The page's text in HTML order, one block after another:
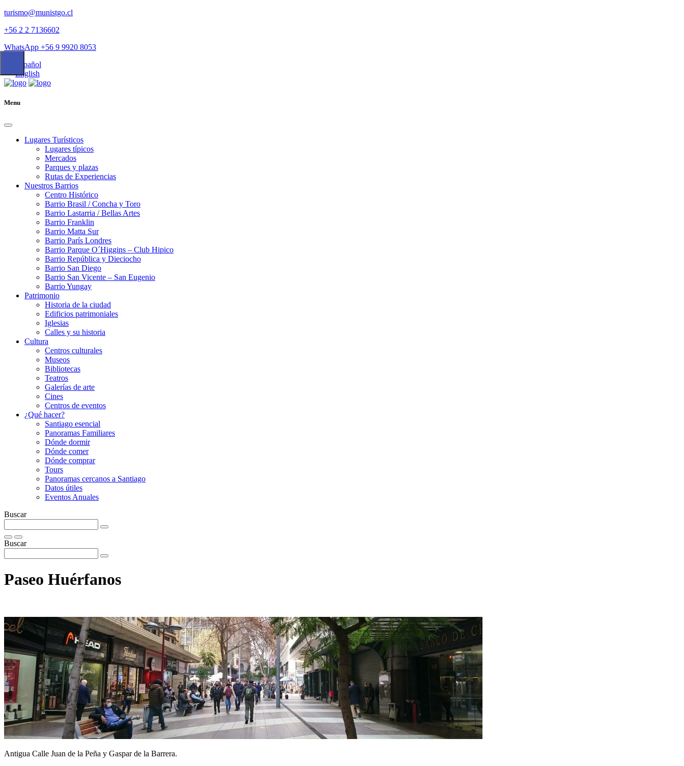
turismo@munistgo.cl
+56 2 2 7136602
WhatsApp +56 9 9920 8053
Español
English
Menu
Lugares Turísticos
Lugares tí­picos
Mercados
Parques y plazas
Rutas de Experiencias
Nuestros Barrios
Centro Histórico
Barrio Brasil / Concha y Toro
Barrio Lastarria / Bellas Artes
Barrio Franklin
Barrio Matta Sur
Barrio Parí­s Londres
Barrio Parque O´Higgins – Club Hipico
Barrio República y Dieciocho
Barrio San Diego
Barrio San Vicente – San Eugenio
Barrio Yungay
Patrimonio
Historia de la ciudad
Edificios patrimoniales
Iglesias
Calles y su historia
Cultura
Centros culturales
Museos
Bibliotecas
Teatros
Galerí­as de arte
Cines
Centros de eventos
¿Qué hacer?
Santiago esencial
Panoramas Familiares
Dónde dormir
Dónde comer
Dónde comprar
Tours
Panoramas cercanos a Santiago
Datos útiles
Eventos Anuales
Buscar
Buscar
Paseo Huérfanos
Antigua Calle Juan de la Peña y Gaspar de la Barrera.